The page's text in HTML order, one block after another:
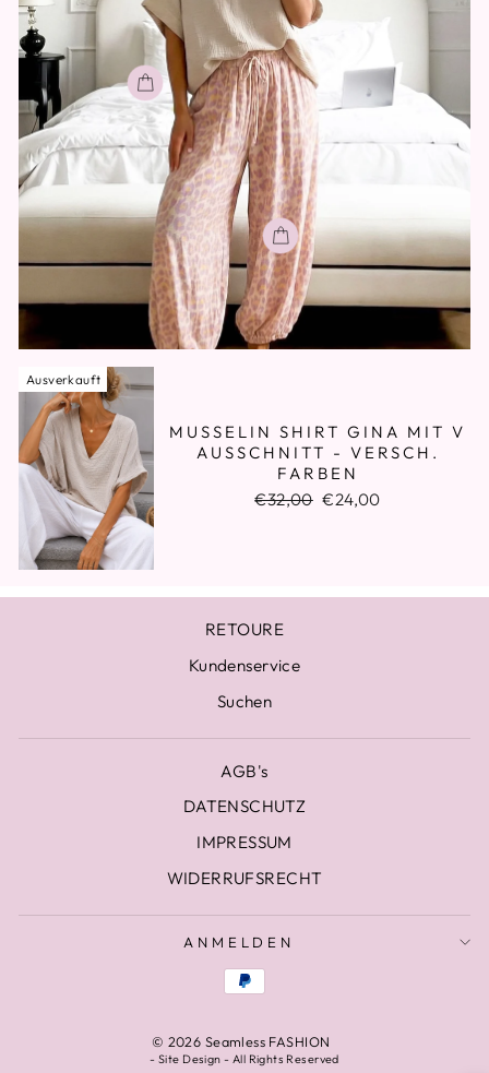
Ausverkauft
MUSSELIN SHIRT GINA MIT V
AUSSCHNITT - VERSCH.
FARBEN
Normaler
€32,00 Sonderpreis
€24,00
RETOURE
Kundenservice
Suchen
AGB's
DATENSCHUTZ
IMPRESSUM
WIDERRUFSRECHT
ANMELDEN
© 2026 Seamless FASHION
-Site Design - All Rights Reserved